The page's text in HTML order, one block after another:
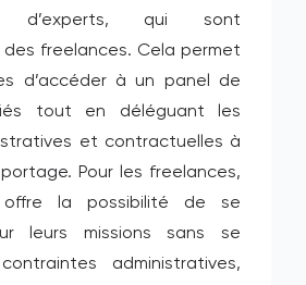
d’experts, qui sont
freelances. Cela permet
d’accéder à un panel de
tout en déléguant les
et contractuelles à
Pour les freelances,
la possibilité de se
leurs missions sans se
administratives,